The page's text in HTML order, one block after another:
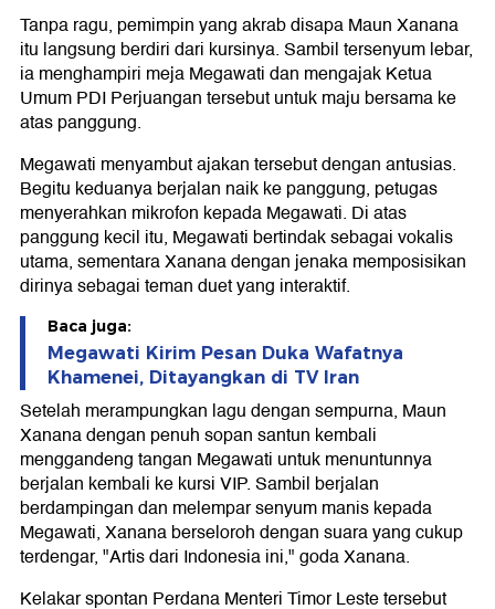
Tanpa ragu, pemimpin yang akrab disapa Maun Xanana
itu langsung berdiri dari kursinya. Sambil tersenyum lebar,
ia menghampiri meja Megawati dan mengajak Ketua
Umum PDI Perjuangan tersebut untuk maju bersama ke
atas panggung.
Megawati menyambut ajakan tersebut dengan antusias.
Begitu keduanya berjalan naik ke panggung, petugas
menyerahkan mikrofon kepada Megawati. Di atas
panggung kecil itu, Megawati bertindak sebagai vokalis
utama, sementara Xanana dengan jenaka memposisikan
dirinya sebagai teman duet yang interaktif.
Baca juga:
Megawati Kirim Pesan Duka Wafatnya
Khamenei, Ditayangkan di TV Iran
Setelah merampungkan lagu dengan sempurna, Maun
Xanana dengan penuh sopan santun kembali
menggandeng tangan Megawati untuk menuntunnya
berjalan kembali ke kursi VIP. Sambil berjalan
berdampingan dan melempar senyum manis kepada
Megawati, Xanana berseloroh dengan suara yang cukup
terdengar, "Artis dari Indonesia ini," goda Xanana.
Kelakar spontan Perdana Menteri Timor Leste tersebut